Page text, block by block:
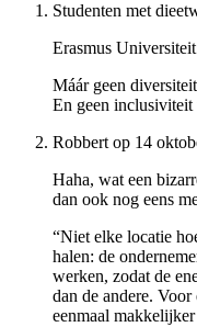
Studenten met
Erasmus
Máár geen
En geen inclusiviteit
Robbert op 14
Haha, wat een
dan ook nog eens
“Niet elke locatie
halen: de
werken, zodat de
dan de andere.
eenmaal